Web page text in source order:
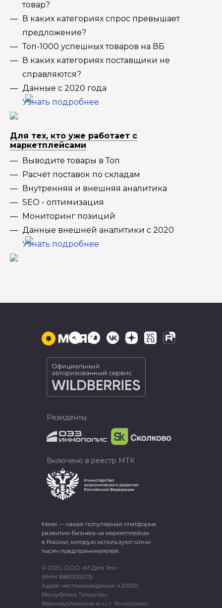
товар?
В каких категориях спрос превышает
предложение?
Топ-1000 успешных товаров на ВБ
В каких категориях поставщики не
справляются?
Данные с 2020 года
Узнать подробнее
Для тех, кто уже работает с
маркетплейсами
Выводите товары в Топ
Расчёт поставок по складам
Внутренняя и внешняя аналитика
SEO - оптимизация
Мониторинг позиций
Данные внешней аналитики с 2020
Узнать подробнее
Маяк — самая популярная платформа
развития бизнеса на маркетплейсах
в России, которую используют сотни
тысяч предпринимателей.
© 2020, ООО «М Дата Тек»
(ИНН 1683009223)
Адрес местонахождения: 420500,
Республика Татарстан,
Верхнеуслонский р-н, г. Иннополис,
Резиденты
Включено в реестр МТК